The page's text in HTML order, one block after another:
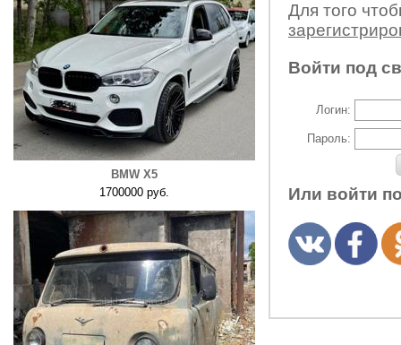
BMW X5
1700000 руб.
Для того
Войти под
Логин:
Пароль:
Или войти